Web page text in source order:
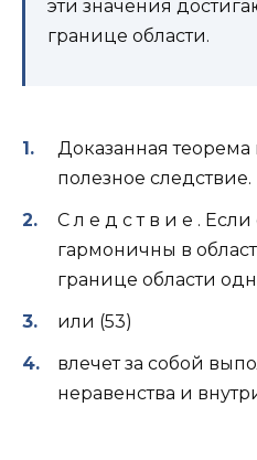
эти значения
границе области.
Доказанная
полезное следствие.
С л е д с т в и е .
гармоничны в
границе области
или (53)
влечет за собой
неравенства и